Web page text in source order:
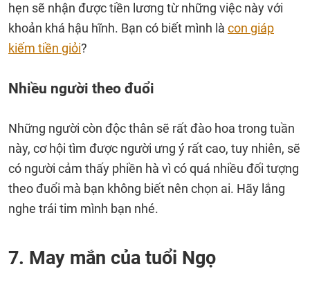
hẹn sẽ nhận được tiền lương từ những việc này với
khoản khá hậu hĩnh. Bạn có biết mình là con giáp
kiếm tiền giỏi?
Nhiều người theo đuổi
Những người còn độc thân sẽ rất đào hoa trong tuần
này, cơ hội tìm được người ưng ý rất cao, tuy nhiên, sẽ
có người cảm thấy phiền hà vì có quá nhiều đối tượng
theo đuổi mà bạn không biết nên chọn ai. Hãy lắng
nghe trái tim mình bạn nhé.
7. May mắn của tuổi Ngọ